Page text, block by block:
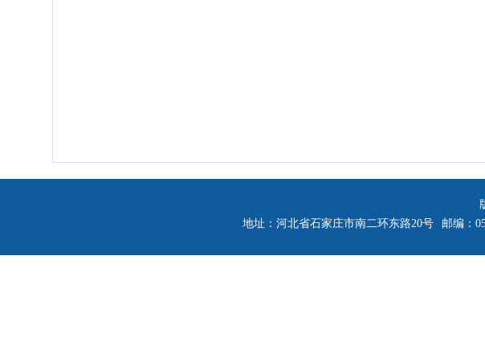
地址：河北省石家庄市南二环东路20号
邮编：